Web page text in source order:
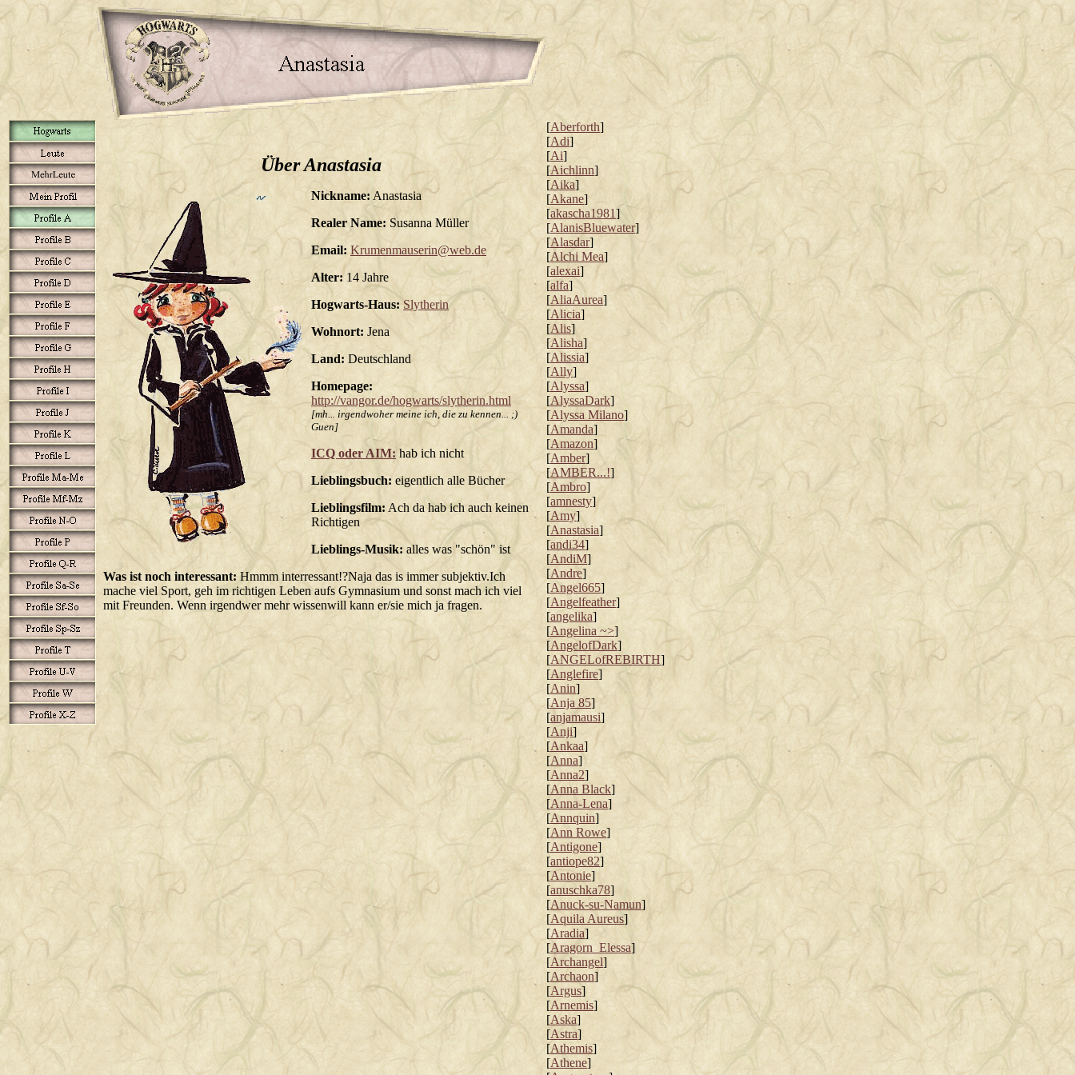
Über Anastasia
Nickname: Anastasia
Realer Name: Susanna Müller
Email: Krumenmauserin@web.de
Alter:14 Jahre
Hogwarts-Haus: Slytherin
Wohnort: Jena
Land: Deutschland
Homepage:
http://vangor.de/hogwarts/slytherin.html
[mh... irgendwoher meine ich, die zu kennen... ;)
Guen]
ICQ oder AIM:hab ich nicht
Lieblingsbuch:eigentlich alle Bücher
Lieblingsfilm: Ach da hab ich auch keinen
Richtigen
Lieblings-Musik: alles was "schön" ist
Was ist noch interessant: Hmmm interressant!?Naja das is immer subjektiv.Ich
mache viel Sport, geh im richtigen Leben aufs Gymnasium und sonst mach ich viel
mit Freunden. Wenn irgendwer mehr wissenwill kann er/sie mich ja fragen.
[Aberforth]
[Adi]
[Ai]
[Aichlinn]
[Aika]
[Akane]
[akascha1981]
[AlanisBluewater]
[Alasdar]
[Alchi Mea]
[alexai]
[alfa]
[AliaAurea]
[Alicia]
[Alis]
[Alisha]
[Alissia]
[Ally]
[Alyssa]
[AlyssaDark]
[Alyssa Milano]
[Amanda]
[Amazon]
[Amber]
[AMBER...!]
[Ambro]
[amnesty]
[Amy]
[Anastasia]
[andi34]
[AndiM]
[Andre]
[Angel665]
[Angelfeather]
[angelika]
[Angelina ~>]
[AngelofDark]
[ANGELofREBIRTH]
[Anglefire]
[Anin]
[Anja 85]
[anjamausi]
[Anji]
[Ankaa]
[Anna]
[Anna2]
[Anna Black]
[Anna-Lena]
[Annquin]
[Ann Rowe]
[Antigone]
[antiope82]
[Antonie]
[anuschka78]
[Anuck-su-Namun]
[Aquila Aureus]
[Aradia]
[Aragorn_Elessa]
[Archangel]
[Archaon]
[Argus]
[Arnemis]
[Aska]
[Astra]
[Athemis]
[Athene]